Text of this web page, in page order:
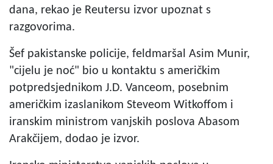
dana, rekao je Reutersu izvor upoznat s
razgovorima.
Šef pakistanske policije, feldmaršal Asim Munir,
"cijelu je noć" bio u kontaktu s američkim
potpredsjednikom J.D. Vanceom, posebnim
američkim izaslanikom Steveom Witkoffom i
iranskim ministrom vanjskih poslova Abasom
Arakčijem, dodao je izvor.